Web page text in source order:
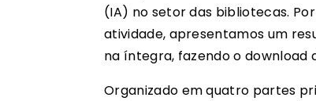
(IA) no setor das bibliotecas.
atividade, apresentamos um
na íntegra, fazendo o download
Organizado em quatro partes